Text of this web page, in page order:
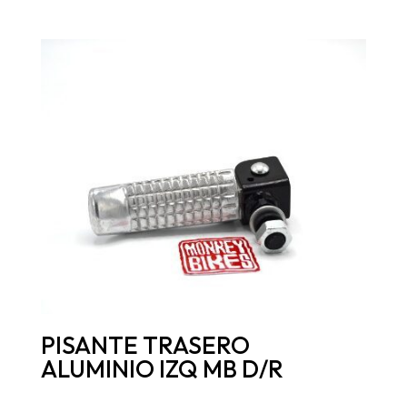
PISANTE TRASERO
ALUMINIO IZQ MB D/R